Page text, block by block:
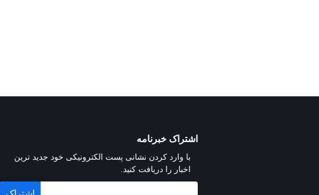
اشتراک خبرنامه
با وارد کردن نشانی پست الکترونیکی خود جدید ترین
اخبار را دریافت کنید.